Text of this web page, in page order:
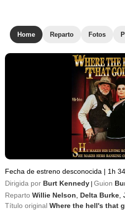
Home Reparto Fotos
Fecha de estreno desconocida | 1h
Dirigida por Burt Kennedy Guion
Reparto Willie Nelson Delta Burke
Título original Where the hell's that